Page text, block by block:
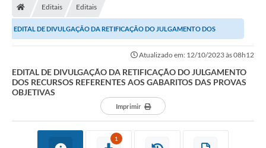
Editais Editais
EDITAL DE DIVULGAÇÃO DA RETIFICAÇÃO DO JULGAMENTO DOS
RECURSOS REFERENTES AOS GABARITOS DAS PROVAS...
Atualizado em: 12/10/2023 às 08h12
EDITAL DE DIVULGAÇÃO DA RETIFICAÇÃO DO JULGAMENTO
DOS RECURSOS REFERENTES AOS GABARITOS DAS PROVAS
OBJETIVAS
Imprimir
1